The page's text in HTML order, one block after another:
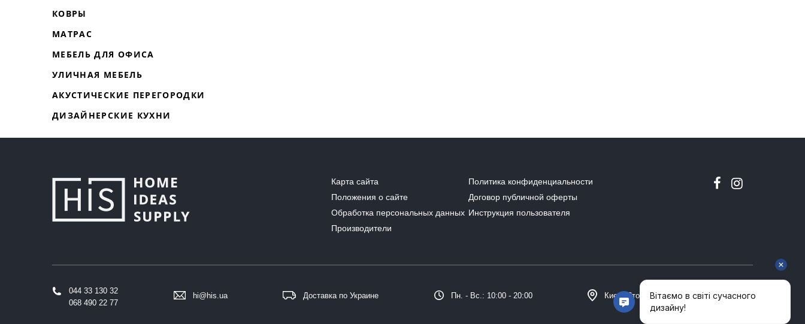
КОВРЫ
МАТРАС
МЕБЕЛЬ ДЛЯ ОФИСА
УЛИЧНАЯ МЕБЕЛЬ
АКУСТИЧЕСКИЕ ПЕРЕГОРОДКИ
ДИЗАЙНЕРСКИЕ КУХНИ
Карта сайта
Политика конфиденциальности
Положения о сайте
Договор публичной оферты
Обработка персональных данных Инструкция пользователя
Производители
044 33 130 32
068 490 22 77
hi@his.ua Доставка по Украине Пн. - Вс.: 10:00 - 20:00 Киев, Столичное шоссе 101, Домосфера